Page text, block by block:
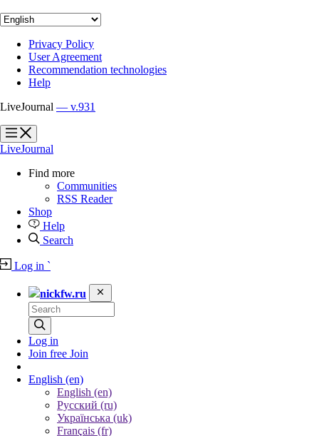
Privacy Policy
User Agreement
Recommendation technologies
Help
LiveJournal — v.931
?
?
LiveJournal
Find more
Communities
RSS Reader
Shop
Help
Search
Log in `
nickfw.ru
Log in
Join free Join
English (en)
English (en)
Русский (ru)
Українська (uk)
Français (fr)